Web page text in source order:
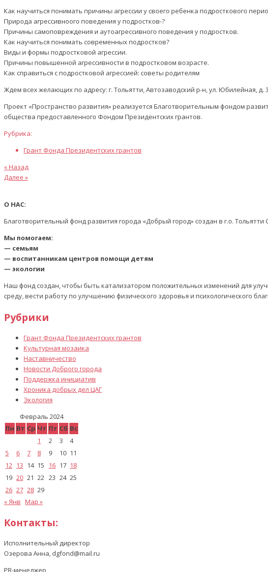
Как научиться понимать причины агрессии у своего ребенка подросткового
Природа агрессивноого поведения у подростков-?
Причины самоповреждения и аутоагрессивного поведения у подростков.
Как научиться понимать современных подростков?
Виды и формы подростковой агрессии.
Причины повышенной агрессивности в подростковом возрасте.
Как справиться с подростковой агрессией: советы родителям
Ждем всех желающих по адресу: г. Тольятти, Автозаводский р-н, ул. Юбилейная, д.
Проект «Пространство развития» реализуется Благотворительным фондом
общества предоставленного Фондом Президентских грантов.
Рубрика:
Грант Фонда Президентских грантов
Навигация
по
записям
Предыдущая
статья
« Назад
Следующая
Далее »
О НАС:
Благотворительный фонд развития города «Добрый город» создан в г.о. Тольятти
Мы помогаем:
— семьям
— воспитанникам центров помощи детям
— экологии
Наш фонд создан, чтобы быть катализатором положительных изменений для
среду, вести работу по улучшению физического здоровья и психологического
Рубрики
Грант Фонда Президентских грантов
Культурная мозаика
Наставничество
Новости Доброго города
Поддержка инициатив
Хроника добрых дел ЦАГ
Экология
Февраль 2024
Пн Вт Ср Чт Пт Сб Вс
1
2 3
4
5
6 7 8 9 10 11
12 13 14 15 16 17 18
19 20 21 22 23 24 25
26 27 28 29
« Янв Мар »
Контакты:
Исполнительный директор
Озерова Анна, dgfond@mail.ru
PR-менеджер